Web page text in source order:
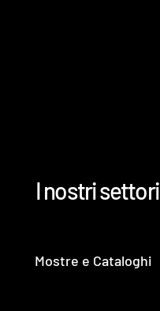
I nostri settori
Mostre e Cataloghi